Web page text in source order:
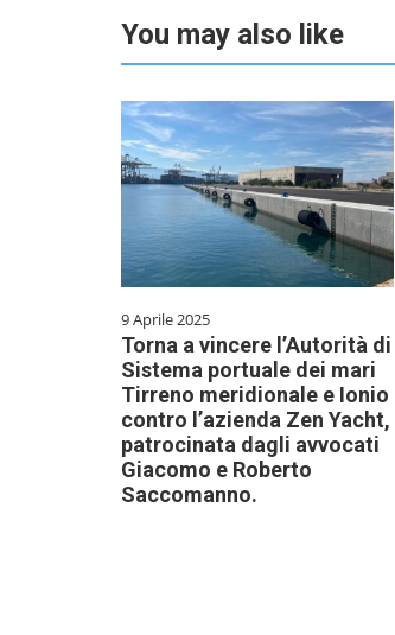
You may also like
9 Aprile 2025
Torna a vincere l’Autorità di
Sistema portuale dei mari
Tirreno meridionale e Ionio
contro l’azienda Zen Yacht,
patrocinata dagli avvocati
Giacomo e Roberto
Saccomanno.